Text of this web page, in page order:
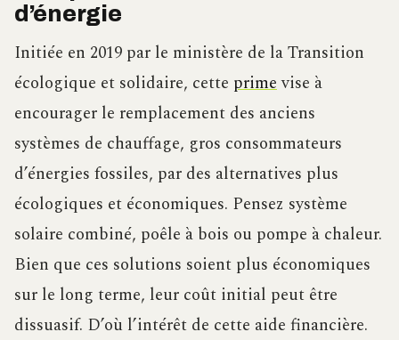
d’énergie
Initiée en 2019 par le ministère de la Transition
écologique et solidaire, cette primevise à
encourager le remplacement des anciens
systèmes de chauffage, gros consommateurs
d’énergies fossiles, par des alternatives plus
écologiques et économiques. Pensez système
solaire combiné, poêle à bois ou pompe à chaleur.
Bien que ces solutions soient plus économiques
sur le long terme, leur coût initial peut être
dissuasif. D’où l’intérêt de cette aide financière.